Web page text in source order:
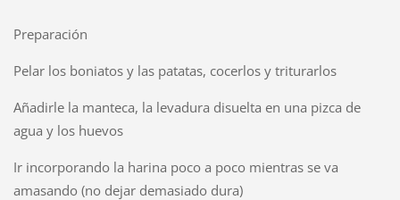
Preparación
Pelar los boniatos y las patatas, cocerlos y triturarlos
Añadirle la manteca, la levadura disuelta en una pizca de
agua y los huevos
Ir incorporando la harina poco a poco mientras se va
amasando (no dejar demasiado dura)